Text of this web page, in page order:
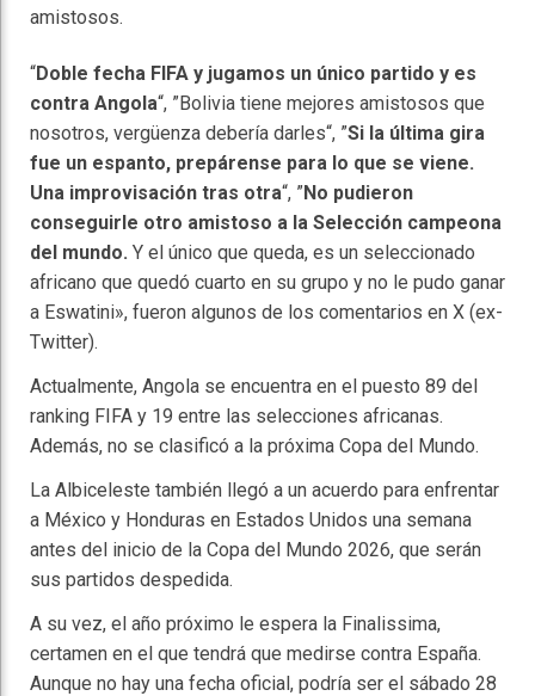
amistosos.
“Doble fecha FIFA y jugamos un único partido y es
contra Angola“, ”Bolivia tiene mejores amistosos que
nosotros, vergüenza debería darles“, ”Si la última gira
fue un espanto, prepárense para lo que se viene.
Una improvisación tras otra“, ”No pudieron
conseguirle otro amistoso a la Selección campeona
del mundo. Y el único que queda, es un seleccionado
africano que quedó cuarto en su grupo y no le pudo ganar
a Eswatini», fueron algunos de los comentarios en X (ex-
Twitter).
Actualmente, Angola se encuentra en el puesto 89 del
ranking FIFA y 19 entre las selecciones africanas.
Además, no se clasificó a la próxima Copa del Mundo.
La Albiceleste también llegó a un acuerdo para enfrentar
a México y Honduras en Estados Unidos una semana
antes del inicio de la Copa del Mundo 2026, que serán
sus partidos despedida.
A su vez, el año próximo le espera la Finalissima,
certamen en el que tendrá que medirse contra España.
Aunque no hay una fecha oficial, podría ser el sábado 28